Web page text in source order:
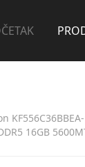
16GB